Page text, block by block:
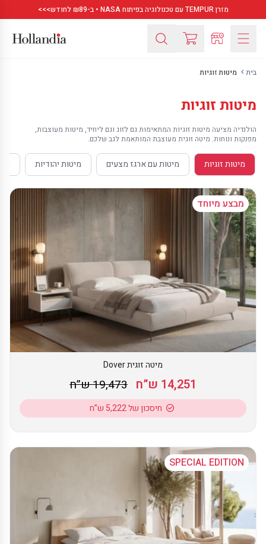
מזרן TEMPUR עם טכנולוגיה בפיתוח NASA • ב-₪89 לחודש>>>
בית מיטות זוגיות
מיטות זוגיות
הולנדיה מציעה מיטות זוגיות המתאימות גם לזוג וגם ליחיד, מיטות מעוצבות,
מפנקות ונוחות. מיטה זוגית מעוצבת המותאמת לגב שלכם.
מיטות זוגיות מיטות עם ארגז מצעים מיטות יהודיות
NEW
מיטה זוגית Dover
14,251 ש”ח 19,473 ש”ח
חיסכון של 5,222 ש”ח
SPECIAL EDITION